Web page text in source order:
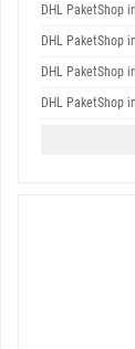
DHL PaketShop in
DHL PaketShop in
DHL PaketShop in
DHL PaketShop in